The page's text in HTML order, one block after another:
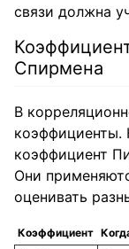
связи должна
Спирмена
В
коэффициенты.
коэффициент
Они
оценивать
Коэффициент